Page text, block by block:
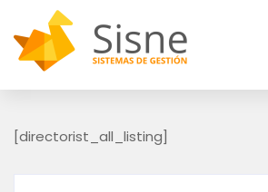
[directorist_all_listing]